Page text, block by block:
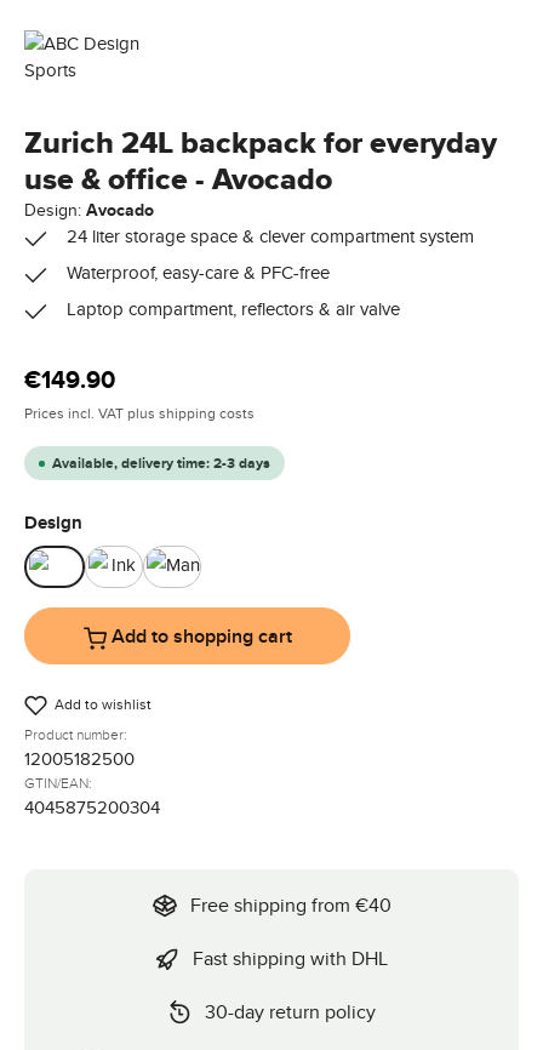
Zurich 24L backpack for everyday
use & office - Avocado
Design: Avocado
24 liter storage space & clever compartment system
Waterproof, easy-care & PFC-free
Laptop compartment, reflectors & air valve
Regular price:
€149.90
Prices incl. VAT plus shipping costs
Available, delivery time: 2-3 days
Select
Design
Avocado Ink Mango
Add to shopping cart
Add to wishlist
Product number:
12005182500
GTIN/EAN:
4045875200304
Free shipping from €40
Fast shipping with DHL
30-day return policy